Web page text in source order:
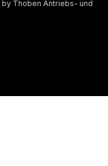
by Thoben Antriebs- und